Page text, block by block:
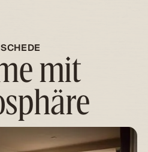
mit